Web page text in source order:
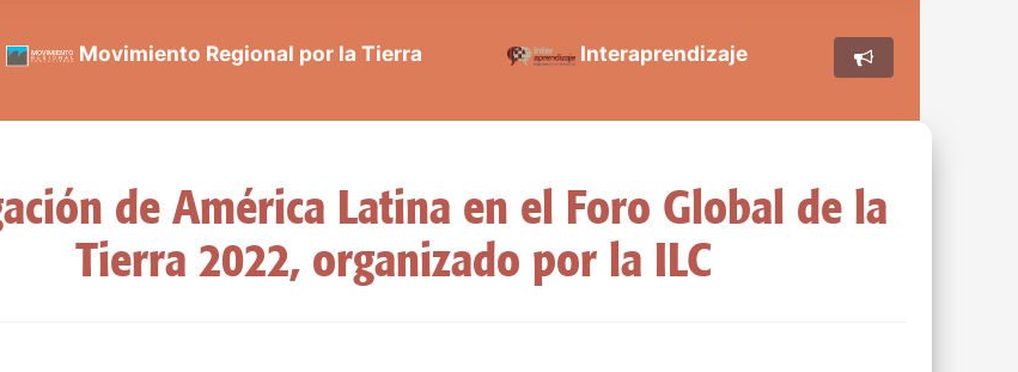
Movimiento Regional por la Tierra Interaprendizaje
de América Latina en el Foro Global de la
Tierra 2022, organizado por la ILC